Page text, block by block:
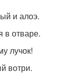
и алоэ.
в отваре.
лучок!
вотри.